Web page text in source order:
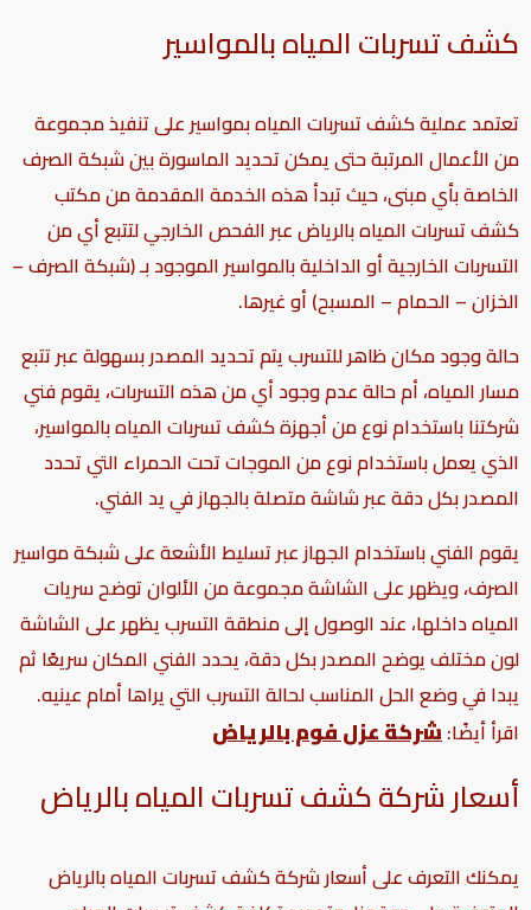
كشف تسربات المياه بالمواسير
تعتمد عملية كشف تسربات المياه بمواسير على تنفيذ مجموعة
من الأعمال المرتبة حتى يمكن تحديد الماسورة بين شبكة الصرف
الخاصة بأي مبنى، حيث تبدأ هذه الخدمة المقدمة منمكتب
كشف تسربات المياه بالرياضعبر الفحص الخارجي لتتبع أي من
التسربات الخارجية أو الداخلية بالمواسير الموجود بـ (شبكة الصرف –
الخزان – الحمام – المسبح) أو غيرها.
حالة وجود مكان ظاهر للتسرب يتم تحديد المصدر بسهولة عبر تتبع
مسار المياه، أم حالة عدم وجود أي من هذه التسربات، يقوم فني
شركتنا باستخدام نوع من أجهزة كشف تسربات المياه بالمواسير،
الذي يعمل باستخدام نوع من الموجات تحت الحمراء التي تحدد
المصدر بكل دقة عبر شاشة متصلة بالجهاز في يد الفني.
يقوم الفني باستخدام الجهاز عبر تسليط الأشعة على شبكة مواسير
الصرف، ويظهر على الشاشة مجموعة من الألوان توضح سريات
المياه داخلها، عند الوصول إلى منطقة التسرب يظهر على الشاشة
لون مختلف يوضح المصدر بكل دقة، يحدد الفني المكان سريعًا ثم
يبدا في وضع الحل المناسب لحالة التسرب التي يراها أمام عينيه.
اقرأ أيضًا:شركة عزل فوم بالرياض
أسعار شركة كشف تسربات المياه بالرياض
يمكنك التعرف على أسعار شركة كشف تسربات المياه بالرياض